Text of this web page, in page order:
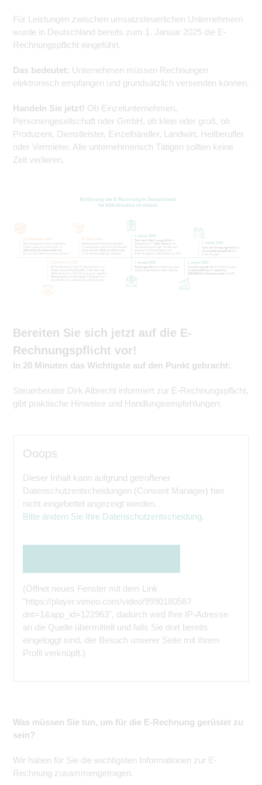
Für Leistungen zwischen umsatzsteuerlichen Unternehmern
wurde in Deutschland bereits zum 1. Januar 2025 die E-
Rechnungspflicht eingeführt.
Das bedeutet: Unternehmen müssen Rechnungen
elektronisch empfangen und grundsätzlich versenden können.
Handeln Sie jetzt! Ob Einzelunternehmen,
Personengesellschaft oder GmbH, ob klein oder groß, ob
Produzent, Dienstleister, Einzelhändler, Landwirt, Heilberufler
oder Vermieter. Alle unternehmerisch Tätigen sollten keine
Zeit verlieren.
Bereiten Sie sich jetzt auf die E-
Rechnungspflicht vor!
In 20 Minuten das Wichtigste auf den Punkt gebracht:
Steuerberater Dirk Albrecht informiert zur E-Rechnungspflicht,
gibt praktische Hinweise und Handlungsempfehlungen:
Ooops
Dieser Inhalt kann aufgrund getroffener
Datenschutzentscheidungen (Consent Manager) hier
nicht eingebettet angezeigt werden.
Bitte ändern Sie Ihre Datenschutzentscheidung.
(Öffnet neues Fenster mit dem Link
"https://player.vimeo.com/video/999018056?
dnt=1&app_id=122963", dadurch wird Ihre IP-Adresse
an die Quelle übermittelt und falls Sie dort bereits
eingeloggt sind, der Besuch unserer Seite mit Ihrem
Profil verknüpft.)
Was müssen Sie tun, um für die E-Rechnung gerüstet zu
sein?
Wir haben für Sie die wichtigsten Informationen zur E-
Rechnung zusammengetragen.